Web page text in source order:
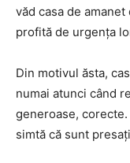
văd casa de
profită de urgența
Din motivul ăsta,
numai atunci când
generoase,
simtă că sunt